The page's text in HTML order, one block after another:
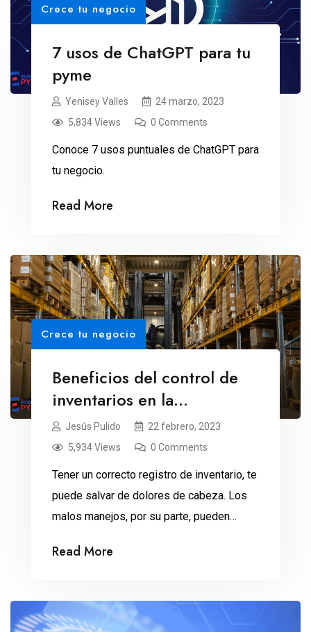
Crece tu negocio
7 usos de ChatGPT para tu
pyme
Yenisey Valles
24 marzo, 2023
5,834 Views
0 Comments
Conoce 7 usos puntuales de ChatGPT para
tu negocio.
Read More
Crece tu negocio
Beneficios del control de
inventarios en la
contabilidad de tu empresa
Jesús Pulido
22 febrero, 2023
5,934 Views
0 Comments
Tener un correcto registro de inventario, te
puede salvar de dolores de cabeza. Los
malos manejos, por su parte, pueden
empresa a la larga. Hoy enlistamos los
te ayudarán en la contabilidad de tu
empresa. Es importante tomar en cuenta
Read More